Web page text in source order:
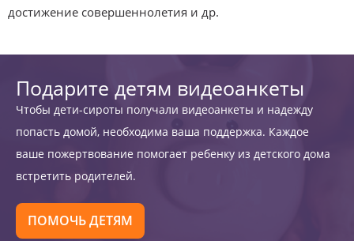
достижение совершеннолетия и др.
Подарите детям видеоанкеты
Чтобы дети-сироты получали видеоанкеты и надежду
попасть домой, необходима ваша поддержка. Каждое
ваше пожертвование помогает ребенку из детского дома
встретить родителей.
ПОМОЧЬ ДЕТЯМ